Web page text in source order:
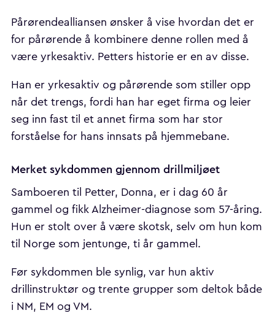
Pårørendealliansen ønsker å vise hvordan det er
for pårørende å kombinere denne rollen med å
være yrkesaktiv. Petters historie er en av disse.
Han er yrkesaktiv og pårørende som stiller opp
når det trengs, fordi han har eget firma og leier
seg inn fast til et annet firma som har stor
forståelse for hans innsats på hjemmebane.
Merket sykdommen gjennom drillmiljøet
Samboeren til Petter, Donna, er i dag 60 år
gammel og fikk Alzheimer-diagnose som 57-åring.
Hun er stolt over å være skotsk, selv om hun kom
til Norge som jentunge, ti år gammel.
Før sykdommen ble synlig, var hun aktiv
drillinstruktør og trente grupper som deltok både
i NM, EM og VM.